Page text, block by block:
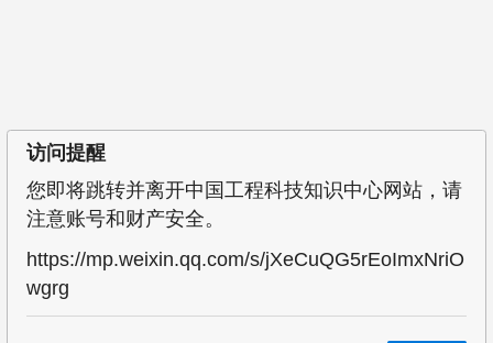
访问提醒
您即将跳转并离开中国工程科技知识中心网站，请
注意账号和财产安全。
https://mp.weixin.qq.com/s/jXeCuQG5rEoImxNriO
wgrg